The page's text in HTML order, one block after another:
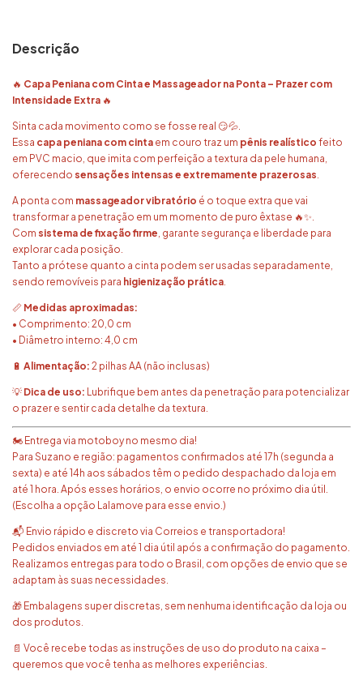
Descrição
🔥 Capa Peniana com Cinta e Massageador na Ponta – Prazer com
Intensidade Extra 🔥
Sinta cada movimento como se fosse real 😏💦.
Essa capa peniana com cinta em couro traz um pênis realístico feito
em PVC macio, que imita com perfeição a textura da pele humana,
oferecendo sensações intensas e extremamente prazerosas.
A ponta com massageador vibratório é o toque extra que vai
transformar a penetração em um momento de puro êxtase 🔥✨.
Com sistema de fixação firme, garante segurança e liberdade para
explorar cada posição.
Tanto a prótese quanto a cinta podem ser usadas separadamente,
sendo removíveis para higienização prática.
📏 Medidas aproximadas:
• Comprimento: 20,0 cm
• Diâmetro interno: 4,0 cm
🔋 Alimentação: 2 pilhas AA (não inclusas)
💡 Dica de uso: Lubrifique bem antes da penetração para potencializar
o prazer e sentir cada detalhe da textura.
🏍️ Entrega via motoboy no mesmo dia!
Para Suzano e região: pagamentos confirmados até 17h (segunda a
sexta) e até 14h aos sábados têm o pedido despachado da loja em
até 1 hora. Após esses horários, o envio ocorre no próximo dia útil.
(Escolha a opção Lalamove para esse envio.)
📬 Envio rápido e discreto via Correios e transportadora!
Pedidos enviados em até 1 dia útil após a confirmação do pagamento.
Realizamos entregas para todo o Brasil, com opções de envio que se
adaptam às suas necessidades.
🎁 Embalagens super discretas, sem nenhuma identificação da loja ou
dos produtos.
📄 Você recebe todas as instruções de uso do produto na caixa –
queremos que você tenha as melhores experiências.